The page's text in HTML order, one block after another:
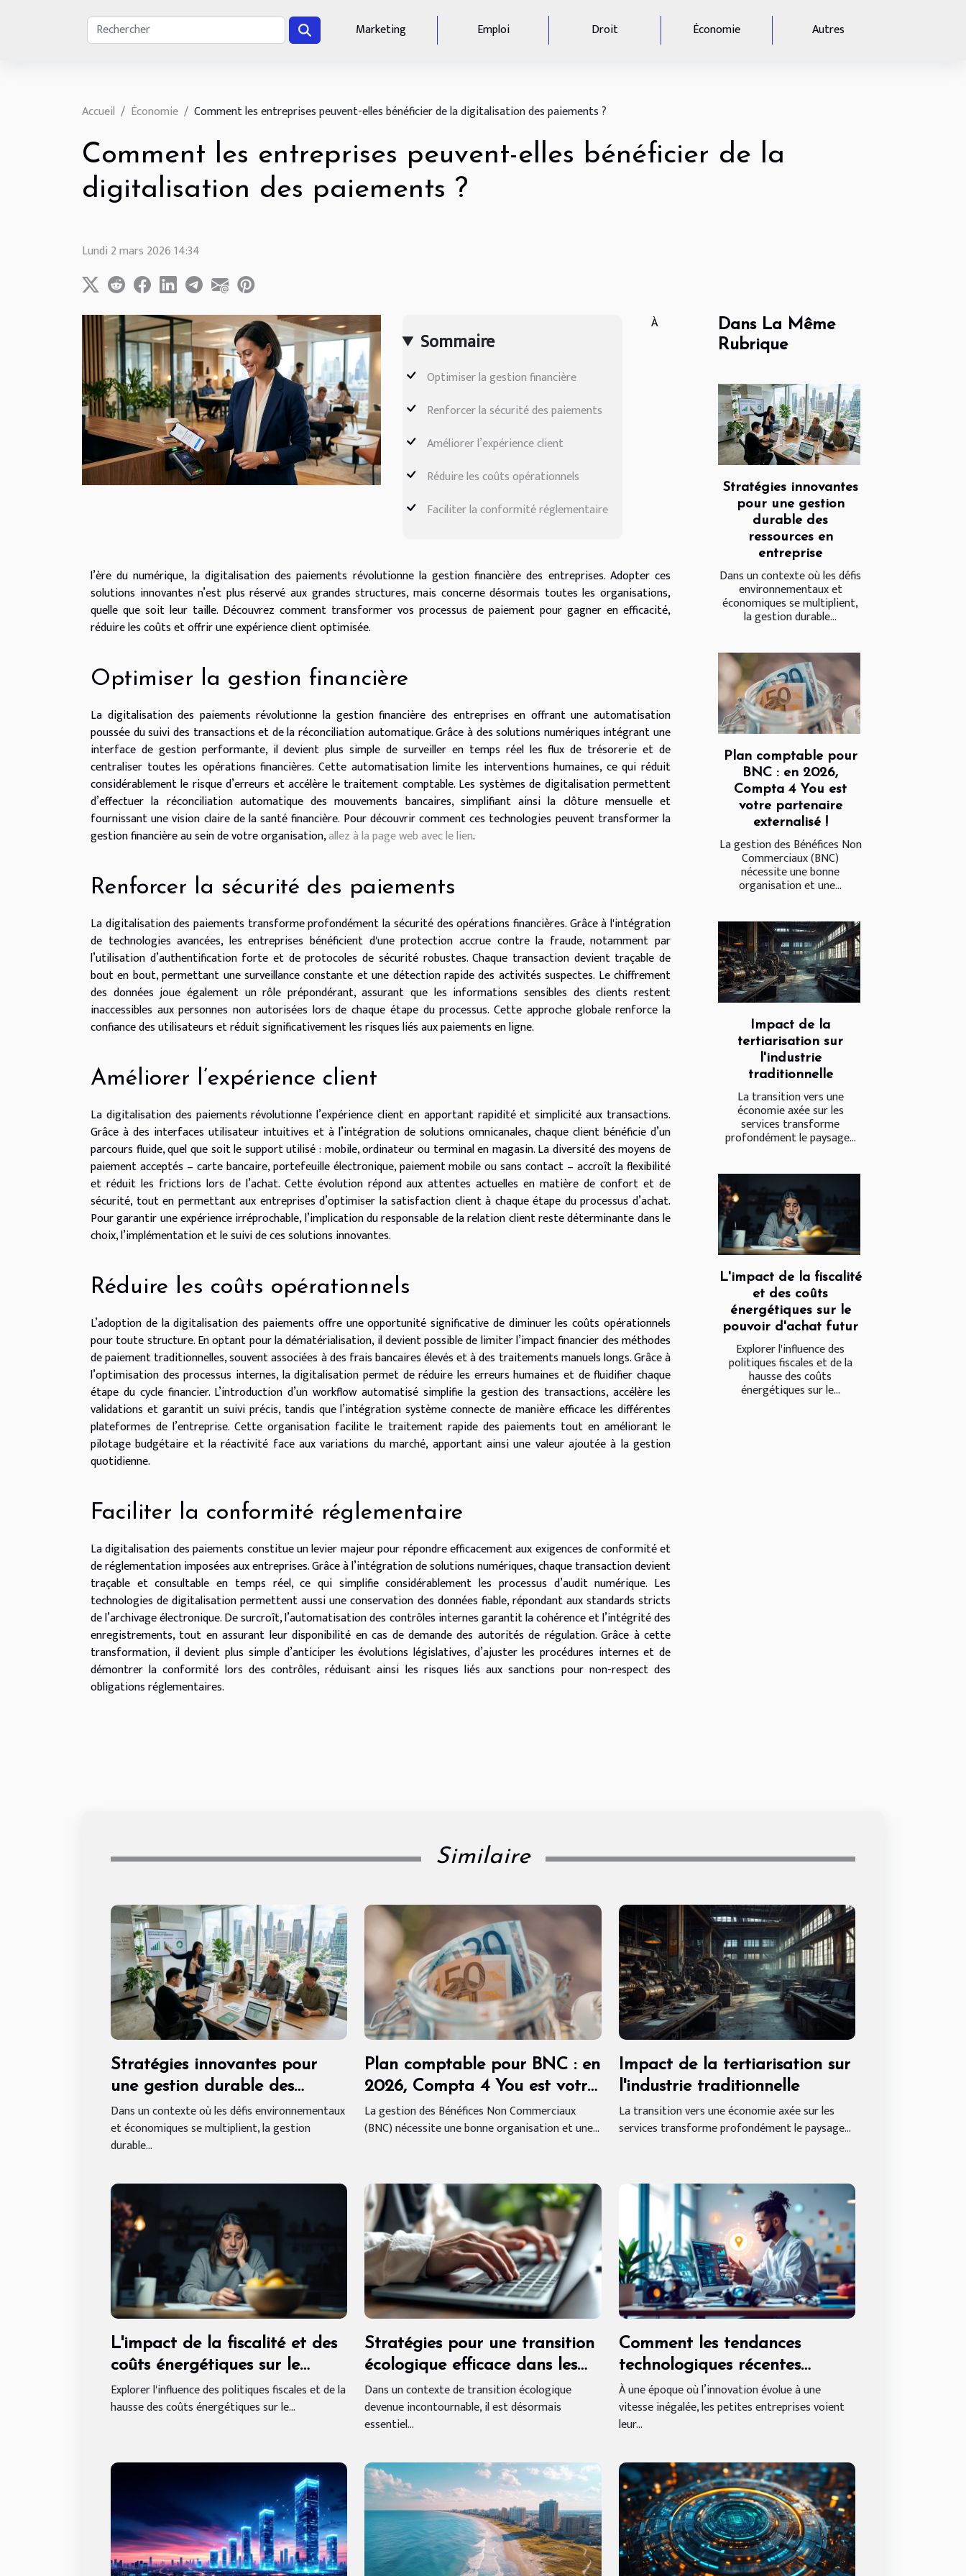
Marketing Emploi Droit Économie Autres
Accueil Économie Comment les entreprises peuvent-elles bénéficier de la digitalisation des paiements ?
Comment les entreprises peuvent-elles bénéficier de la
digitalisation des paiements ?
Lundi 2 mars 2026 14:34
Sommaire
Optimiser la gestion financière
Renforcer la sécurité des paiements
Améliorer l’expérience client
Réduire les coûts opérationnels
Faciliter la conformité réglementaire
À
l’ère du numérique, la digitalisation des paiements révolutionne la gestion financière des entreprises. Adopter ces
solutions innovantes n’est plus réservé aux grandes structures, mais concerne désormais toutes les organisations,
quelle que soit leur taille. Découvrez comment transformer vos processus de paiement pour gagner en efficacité,
réduire les coûts et offrir une expérience client optimisée.
Optimiser la gestion financière
La digitalisation des paiements révolutionne la gestion financière des entreprises en offrant une automatisation
poussée du suivi des transactions et de la réconciliation automatique. Grâce à des solutions numériques intégrant une
interface de gestion performante, il devient plus simple de surveiller en temps réel les flux de trésorerie et de
centraliser toutes les opérations financières. Cette automatisation limite les interventions humaines, ce qui réduit
considérablement le risque d’erreurs et accélère le traitement comptable. Les systèmes de digitalisation permettent
d’effectuer la réconciliation automatique des mouvements bancaires, simplifiant ainsi la clôture mensuelle et
fournissant une vision claire de la santé financière. Pour découvrir comment ces technologies peuvent transformer la
gestion financière au sein de votre organisation,allez à la page web avec le lien.
Renforcer la sécurité des paiements
La digitalisation des paiements transforme profondément la sécurité des opérations financières. Grâce à l'intégration
de technologies avancées, les entreprises bénéficient d'une protection accrue contre la fraude, notamment par
l’utilisation d’authentification forte et de protocoles de sécurité robustes. Chaque transaction devient traçable de
bout en bout, permettant une surveillance constante et une détection rapide des activités suspectes. Le chiffrement
des données joue également un rôle prépondérant, assurant que les informations sensibles des clients restent
inaccessibles aux personnes non autorisées lors de chaque étape du processus. Cette approche globale renforce la
confiance des utilisateurs et réduit significativement les risques liés aux paiements en ligne.
Améliorer l’expérience client
La digitalisation des paiements révolutionne l’expérience client en apportant rapidité et simplicité aux transactions.
Grâce à des interfaces utilisateur intuitives et à l’intégration de solutions omnicanales, chaque client bénéficie d’un
parcours fluide, quel que soit le support utilisé : mobile, ordinateur ou terminal en magasin. La diversité des moyens de
paiement acceptés – carte bancaire, portefeuille électronique, paiement mobile ou sans contact – accroît la flexibilité
et réduit les frictions lors de l’achat. Cette évolution répond aux attentes actuelles en matière de confort et de
sécurité, tout en permettant aux entreprises d’optimiser la satisfaction client à chaque étape du processus d’achat.
Pour garantir une expérience irréprochable, l’implication du responsable de la relation client reste déterminante dans le
choix, l’implémentation et le suivi de ces solutions innovantes.
Réduire les coûts opérationnels
L’adoption de la digitalisation des paiements offre une opportunité significative de diminuer les coûts opérationnels
pour toute structure. En optant pour la dématérialisation, il devient possible de limiter l’impact financier des méthodes
de paiement traditionnelles, souvent associées à des frais bancaires élevés et à des traitements manuels longs. Grâce à
l’optimisation des processus internes, la digitalisation permet de réduire les erreurs humaines et de fluidifier chaque
étape du cycle financier. L’introduction d’un workflow automatisé simplifie la gestion des transactions, accélère les
validations et garantit un suivi précis, tandis que l’intégration système connecte de manière efficace les différentes
plateformes de l’entreprise. Cette organisation facilite le traitement rapide des paiements tout en améliorant le
pilotage budgétaire et la réactivité face aux variations du marché, apportant ainsi une valeur ajoutée à la gestion
quotidienne.
Faciliter la conformité réglementaire
La digitalisation des paiements constitue un levier majeur pour répondre efficacement aux exigences de conformité et
de réglementation imposées aux entreprises. Grâce à l’intégration de solutions numériques, chaque transaction devient
traçable et consultable en temps réel, ce qui simplifie considérablement les processus d’audit numérique. Les
technologies de digitalisation permettent aussi une conservation des données fiable, répondant aux standards stricts
de l’archivage électronique. De surcroît, l’automatisation des contrôles internes garantit la cohérence et l’intégrité des
enregistrements, tout en assurant leur disponibilité en cas de demande des autorités de régulation. Grâce à cette
transformation, il devient plus simple d’anticiper les évolutions législatives, d’ajuster les procédures internes et de
démontrer la conformité lors des contrôles, réduisant ainsi les risques liés aux sanctions pour non-respect des
obligations réglementaires.
Dans La Même
Rubrique
Stratégies innovantes
pour une gestion
durable des
ressources en
entreprise
Dans un contexte où les défis
environnementaux et
économiques se multiplient,
la gestion durable...
Plan comptable pour
BNC : en 2026,
Compta 4 You est
votre partenaire
externalisé !
La gestion des Bénéfices Non
Commerciaux (BNC)
nécessite une bonne
organisation et une...
Impact de la
tertiarisation sur
l'industrie
traditionnelle
La transition vers une
économie axée sur les
services transforme
profondément le paysage...
L'impact de la fiscalité
et des coûts
énergétiques sur le
pouvoir d'achat futur
Explorer l'influence des
politiques fiscales et de la
hausse des coûts
énergétiques sur le...
Similaire
Stratégies innovantes pour
une gestion durable des
ressources en entreprise
Dans un contexte où les défis environnementaux
et économiques se multiplient, la gestion
durable...
Plan comptable pour BNC : en
2026, Compta 4 You est votre
partenaire externalisé !
La gestion des Bénéfices Non Commerciaux
(BNC) nécessite une bonne organisation et une...
Impact de la tertiarisation sur
l'industrie traditionnelle
La transition vers une économie axée sur les
services transforme profondément le paysage...
L'impact de la fiscalité et des
coûts énergétiques sur le
pouvoir d'achat futur
Explorer l'influence des politiques fiscales et de la
hausse des coûts énergétiques sur le...
Stratégies pour une transition
écologique efficace dans les
PME
Dans un contexte de transition écologique
devenue incontournable, il est désormais
essentiel...
Comment les tendances
technologiques récentes
façonnent-elles les petites
entreprises ?
À une époque où l’innovation évolue à une
vitesse inégalée, les petites entreprises voient
leur...